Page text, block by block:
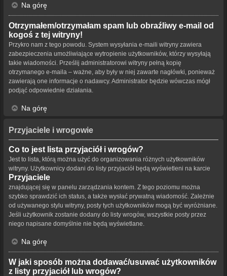
Na górę
Otrzymałem/otrzymałam spam lub obraźliwy e-mail od
kogoś z tej witryny!
Przykro nam z tego powodu. System wysyłania e-maili witryny zawiera
zabezpieczenia umożliwiające wytropienie użytkowników, którzy wysyłają
takie wiadomości. Prześlij administratorowi witryny pełną kopię
otrzymanego e-maila – ważne, aby były w niej zawarte nagłówki, ponieważ
zawierają one informacje o nadawcy. Administrator będzie wówczas mógł
podjąć odpowiednie działania.
Na górę
Przyjaciele i wrogowie
Co to jest lista przyjaciół i wrogów?
Jest to lista, którą można użyć do organizowania różnych użytkowników
witryny. Użytkownicy dodani do listy przyjaciół będą wyświetleni na karcie
Przyjaciele
znajdującej się w panelu zarządzania kontem. Z tego poziomu można
szybko sprawdzić ich status, a także wysłać prywatną wiadomość. Zależnie
od używanego stylu witryny, posty tych użytkowników mogą być wyróżniane.
Jeśli użytkownik zostanie dodany do listy wrogów, wszystkie posty przez
niego napisane domyślnie nie będą wyświetlane.
Na górę
W jaki sposób można dodawać/usuwać użytkowników
z listy przyjaciół lub wrogów?